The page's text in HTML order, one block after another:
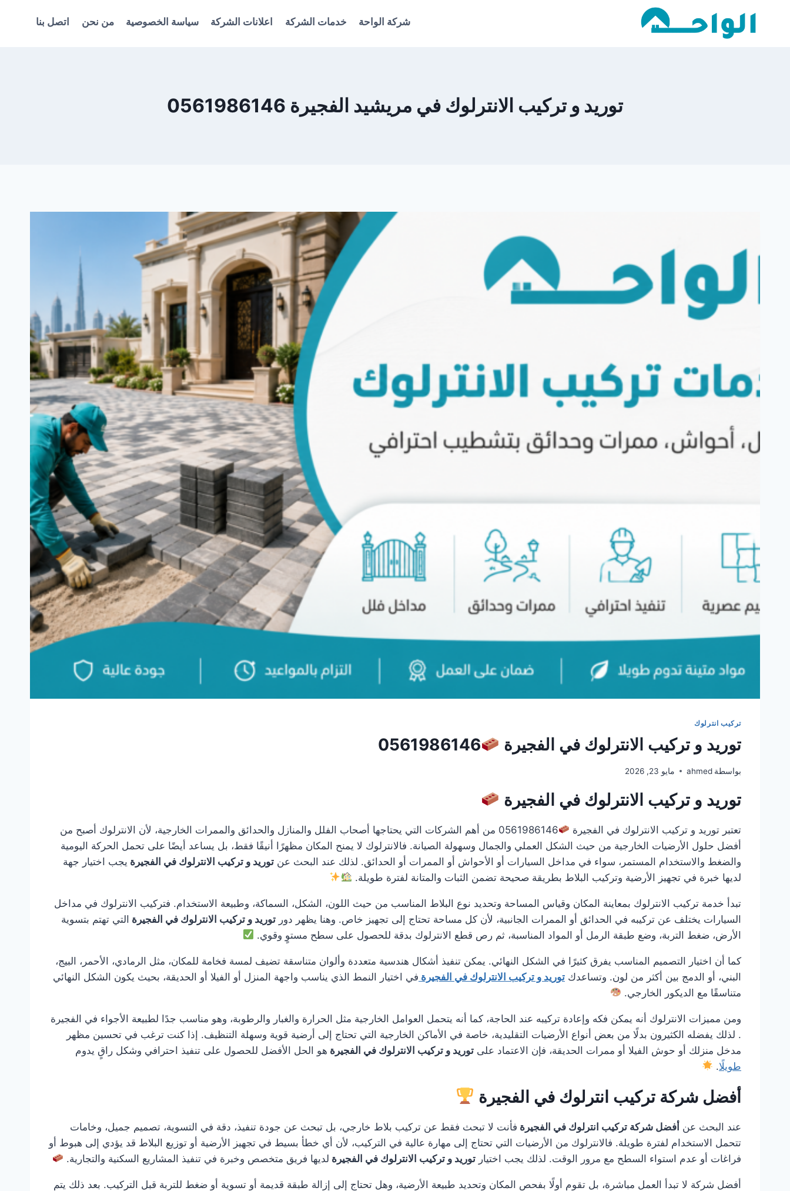
شركة الواحة خدمات الشركة اعلانات الشركة سياسة الخصوصية من نحن اتصل بنا
توريد و تركيب الانترلوك في مريشيد الفجيرة 0561986146
تركيب انترلوك
توريد و تركيب الانترلوك في الفجيرة 0561986146
بواسطة ahmed مايو 23, 2026
توريد و تركيب الانترلوك في الفجيرة
تعتبر توريد و تركيب الانترلوك في الفجيرة
0561986146 من أهم الشركات التي يحتاجها أصحاب الفلل والمنازل والحدائق والممرات الخارجية، لأن الانترلوك أصبح من
أفضل حلول الأرضيات الخارجية من حيث الشكل العملي والجمال وسهولة الصيانة. فالانترلوك لا يمنح المكان مظهرًا أنيقًا فقط، بل يساعد أيضًا على تحمل الحركة اليومية
والضغط والاستخدام المستمر، سواء في مداخل السيارات أو الأحواش أو الممرات أو الحدائق. لذلك عند البحث عن توريد و تركيب الانترلوك في الفجيرة يجب اختيار جهة
لديها خبرة في تجهيز الأرضية وتركيب البلاط بطريقة صحيحة تضمن الثبات والمتانة لفترة طويلة.
تبدأ خدمة تركيب الانترلوك بمعاينة المكان وقياس المساحة وتحديد نوع البلاط المناسب من حيث اللون، الشكل، السماكة، وطبيعة الاستخدام. فتركيب الانترلوك في مداخل
السيارات يختلف عن تركيبه في الحدائق أو الممرات الجانبية، لأن كل مساحة تحتاج إلى تجهيز خاص. وهنا يظهر دور توريد و تركيب الانترلوك في الفجيرة التي تهتم بتسوية
الأرض، ضغط التربة، وضع طبقة الرمل أو المواد المناسبة، ثم رص قطع الانترلوك بدقة للحصول على سطح مستوٍ وقوي.
كما أن اختيار التصميم المناسب يفرق كثيرًا في الشكل النهائي. يمكن تنفيذ أشكال هندسية متعددة وألوان متناسقة تضيف لمسة فخامة للمكان، مثل الرمادي، الأحمر، البيج،
البني، أو الدمج بين أكثر من لون. وتساعدك توريد و تركيب الانترلوك في الفجيرة في اختيار النمط الذي يناسب واجهة المنزل أو الفيلا أو الحديقة، بحيث يكون الشكل النهائي
متناسقًا مع الديكور الخارجي.
ومن مميزات الانترلوك أنه يمكن فكه وإعادة تركيبه عند الحاجة، كما أنه يتحمل العوامل الخارجية مثل الحرارة والغبار والرطوبة، وهو مناسب جدًا لطبيعة الأجواء في الفجيرة
. لذلك يفضله الكثيرون بدلًا من بعض أنواع الأرضيات التقليدية، خاصة في الأماكن الخارجية التي تحتاج إلى أرضية قوية وسهلة التنظيف. إذا كنت ترغب في تحسين مظهر
مدخل منزلك أو حوش الفيلا أو ممرات الحديقة، فإن الاعتماد على توريد و تركيب الانترلوك في الفجيرة هو الحل الأفضل للحصول على تنفيذ احترافي وشكل راقٍ يدوم
طويلًا.
أفضل شركة تركيب انترلوك في الفجيرة
عند البحث عن أفضل شركة تركيب انترلوك في الفجيرة فأنت لا تبحث فقط عن تركيب بلاط خارجي، بل تبحث عن جودة تنفيذ، دقة في التسوية، تصميم جميل، وخامات
تتحمل الاستخدام لفترة طويلة. فالانترلوك من الأرضيات التي تحتاج إلى مهارة عالية في التركيب، لأن أي خطأ بسيط في تجهيز الأرضية أو توزيع البلاط قد يؤدي إلى هبوط أو
فراغات أو عدم استواء السطح مع مرور الوقت. لذلك يجب اختيار توريد و تركيب الانترلوك في الفجيرة لديها فريق متخصص وخبرة في تنفيذ المشاريع السكنية والتجارية.
أفضل شركة لا تبدأ العمل مباشرة، بل تقوم أولًا بفحص المكان وتحديد طبيعة الأرضية، وهل تحتاج إلى إزالة طبقة قديمة أو تسوية أو ضغط للتربة قبل التركيب. بعد ذلك يتم